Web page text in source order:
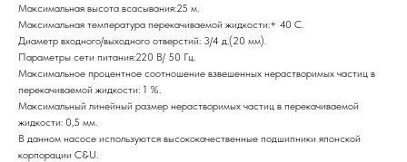
Максимальная высота всасывания:25 м.
Максимальная температура перекачиваемой жидкости:+ 40 С.
Диаметр входного/выходного отверстий: 3/4 д.(20 мм).
Параметры сети питания:220 В/ 50 Гц.
Максимальное процентное соотношение взвешенных нерастворимых частиц в
перекачиваемой жидкости: 1 %.
Максимальный линейный размер нерастворимых частиц в перекачиваемой
жидкости: 0,5 мм.
В данном насосе используются высококачественные подшипники японской
корпорации С&U.